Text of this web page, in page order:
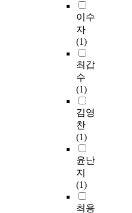
이수
자
(1)
최갑
수
(1)
김영
찬
(1)
윤난
지
(1)
최용